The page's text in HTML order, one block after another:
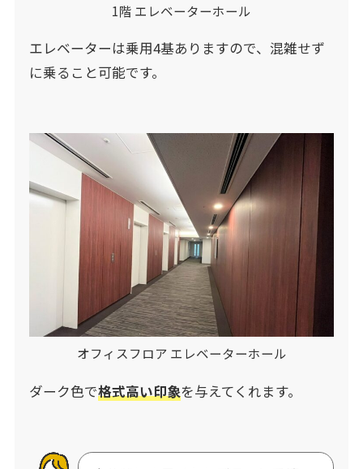
1階 エレベーターホール
エレベーターは乗用4基ありますので、混雑せず
に乗ること可能です。
オフィスフロア エレベーターホール
ダーク色で格式高い印象を与えてくれます。